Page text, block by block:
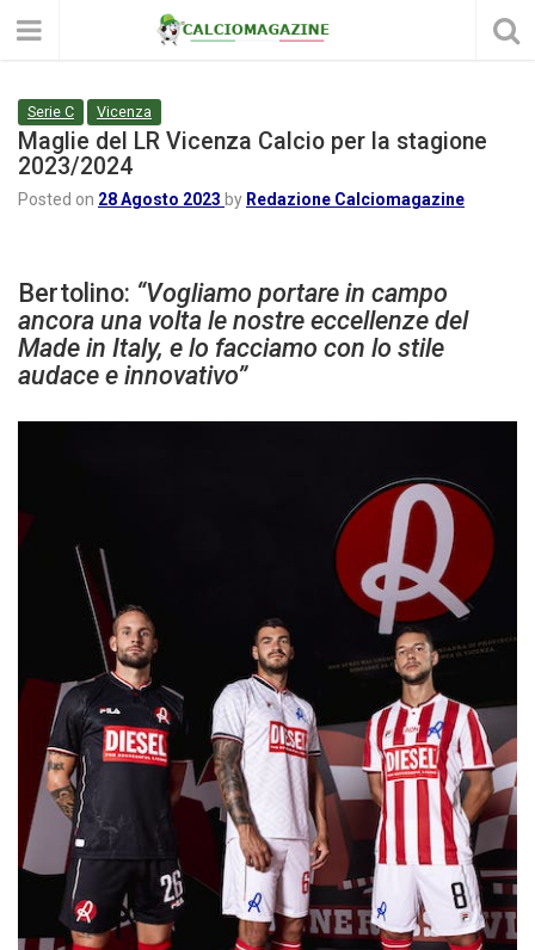
Serie C Vicenza
Maglie del LR Vicenza Calcio per la stagione
2023/2024
Posted on 28 Agosto 2023 by Redazione Calciomagazine
Bertolino: “Vogliamo portare in campo
ancora una volta le nostre eccellenze del
Made in Italy, e lo facciamo con lo stile
audace e innovativo”